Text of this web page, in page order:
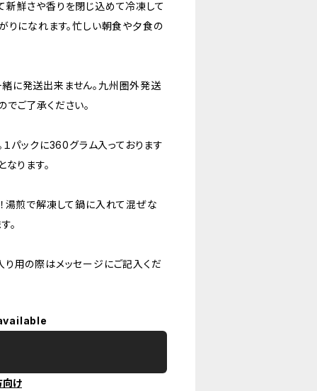
鮮さや香りを閉じ込めて冷凍して
りになれます。忙しい朝食や夕食の
に発送出来ません。九州圏外発送
ご了承ください。
パックに360グラム入っております
ります。
湯煎で解凍して鍋に入れて混ぜな
。
用の際はメッセージにご記入くだ
向け